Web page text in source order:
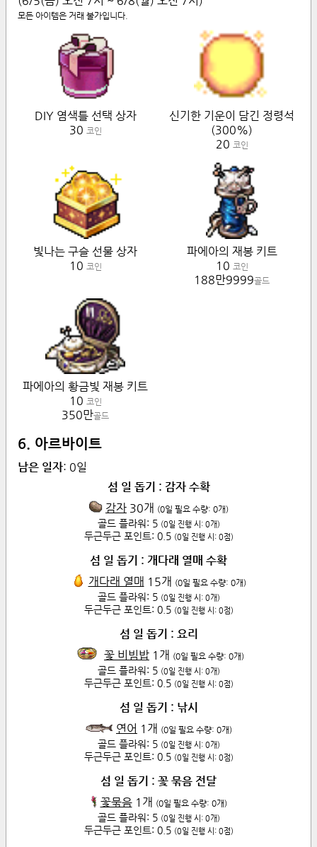
모든 아이템은 거래 불가입니다.
DIY 염색틀 선택 상자
30 코인
신기한 기운이 담긴 정령석
(300%)
20 코인
빛나는 구슬 선물 상자
10 코인
파에아의 재봉 키트
10 코인
188만9999골드
파에아의 황금빛 재봉 키트
10 코인
350만골드
6. 아르바이트
남은 일자: 0일
섬 일 돕기 : 감자 수확
감자 30개 (0일 필요 수량: 0개)
골드 플라워: 5 (0일 진행 시: 0개)
두근두근 포인트: 0.5 (0일 진행 시: 0점)
섬 일 돕기 : 개다래 열매 수확
개다래 열매 15개 (0일 필요 수량: 0개)
골드 플라워: 5 (0일 진행 시: 0개)
두근두근 포인트: 0.5 (0일 진행 시: 0점)
섬 일 돕기 : 요리
꽃 비빔밥 1 개 (0일 필요 수량: 0개)
골드 플라워: 5 (0일 진행 시: 0개)
두근두근 포인트: 0.5 (0일 진행 시: 0점)
섬 일 돕기 : 낚시
연어 1 개 (0일 필요 수량: 0개)
골드 플라워: 5 (0일 진행 시: 0개)
두근두근 포인트: 0.5 (0일 진행 시: 0점)
섬 일 돕기 : 꽃 묶음 전달
꽃묶음 1 개 (0일 필요 수량: 0개)
골드 플라워: 5 (0일 진행 시: 0개)
두근두근 포인트: 0.5 (0일 진행 시: 0점)